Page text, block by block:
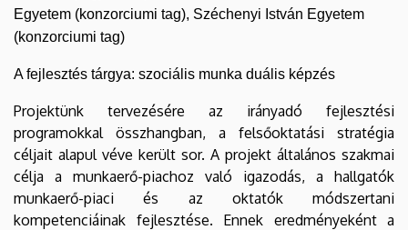
Egyetem (konzorciumi tag), Széchenyi István Egyetem
(konzorciumi tag)
A fejlesztés tárgya: szociális munka duális képzés
Projektünk tervezésére az irányadó fejlesztési
programokkal összhangban, a felsőoktatási stratégia
céljait alapul véve került sor. A projekt általános szakmai
célja a munkaerő-piachoz való igazodás, a hallgatók
munkaerő-piaci és az oktatók módszertani
kompetenciáinak fejlesztése. Ennek eredményeként a